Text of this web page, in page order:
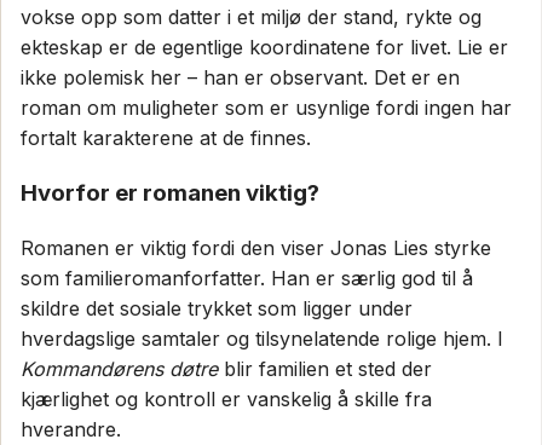
vokse opp som datter i et miljø der stand, rykte og
ekteskap er de egentlige koordinatene for livet. Lie er
ikke polemisk her – han er observant. Det er en
roman om muligheter som er usynlige fordi ingen har
fortalt karakterene at de finnes.
Hvorfor er romanen viktig?
Romanen er viktig fordi den viser Jonas Lies styrke
som familieromanforfatter. Han er særlig god til å
skildre det sosiale trykket som ligger under
hverdagslige samtaler og tilsynelatende rolige hjem. I
Kommandørens døtreblir familien et sted der
kjærlighet og kontroll er vanskelig å skille fra
hverandre.